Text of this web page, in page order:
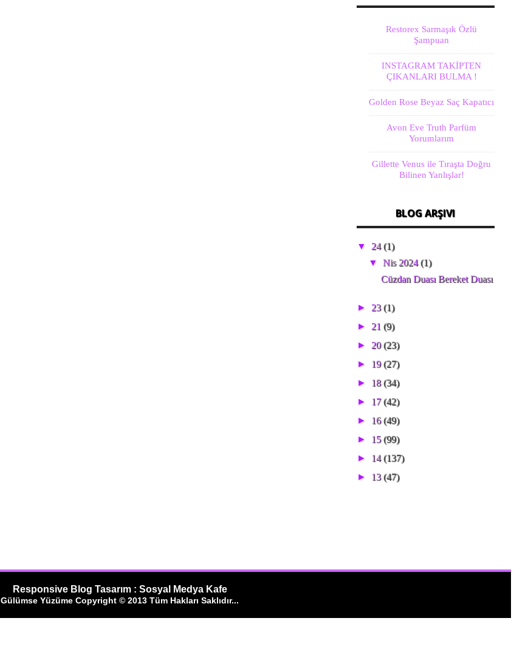
Restorex Sarmaşık Özlü
Şampuan
INSTAGRAM TAKİPTEN
ÇIKANLARI BULMA !
Golden Rose Beyaz Saç Kapatıcı
Avon Eve Truth Parfüm
Yorumlarım
Gillette Venus ile Tıraşta Doğru
Bilinen Yanlışlar!
BLOG ARŞIVI
▼ 24(1)
▼ Nis 2024(1)
Cüzdan Duası Bereket Duası
► 23(1)
► 21 (9)
► 20(23)
► 19(27)
► 18(34)
► 17(42)
► 16(49)
► 15(99)
► 14(137)
► 13(47)
Responsive Blog Tasarım : Sosyal Medya Kafe
Gülümse Yüzüme Copyright © 2013 Tüm Hakları Saklıdır...